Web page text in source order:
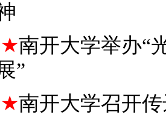
南开大学举办
”
南开大学召开